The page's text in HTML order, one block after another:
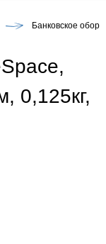
Банковское
0,125кг,